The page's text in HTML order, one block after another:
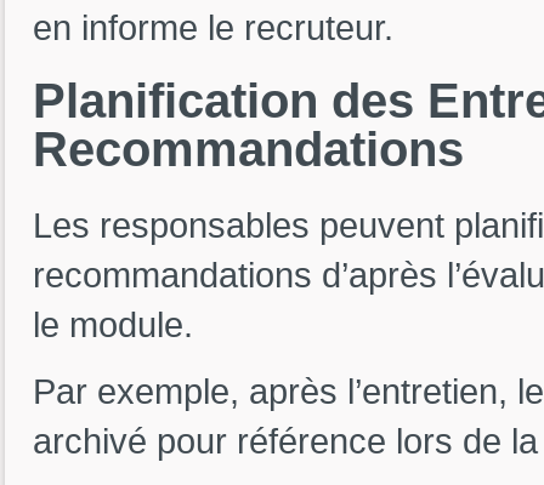
en informe le recruteur.
Planification des
Recommandations
Les responsables peuvent
recommandations d’après
le module.
Par exemple, après l’entretien,
archivé pour référence lors de